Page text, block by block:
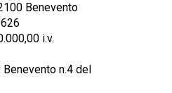
Benevento
i.v.
Benevento n.4 del